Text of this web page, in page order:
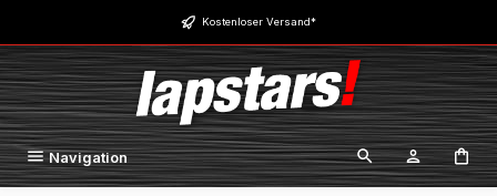
Zum Hauptinhalt springen Kostenloser Versand*
Navigation